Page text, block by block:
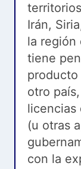
Irán,
la región
tiene
producto
otro
licencias
(u otras
con la